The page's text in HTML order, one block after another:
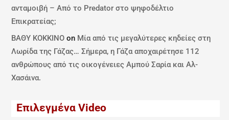
ανταμοιβή – Από το Predator στο ψηφοδέλτιο
Επικρατείας;
ΒΑΘΥ ΚΟΚΚΙΝΟ on Μία από τις μεγαλύτερες κηδείες στη
Λωρίδα της Γάζας… Σήμερα, η Γάζα αποχαιρέτησε 112
ανθρώπους από τις οικογένειες Αμπού Σαρία και Αλ-
Χασάινα.
Επιλεγμένα Video